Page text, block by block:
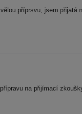
příprsvu, jsem
na přijímací